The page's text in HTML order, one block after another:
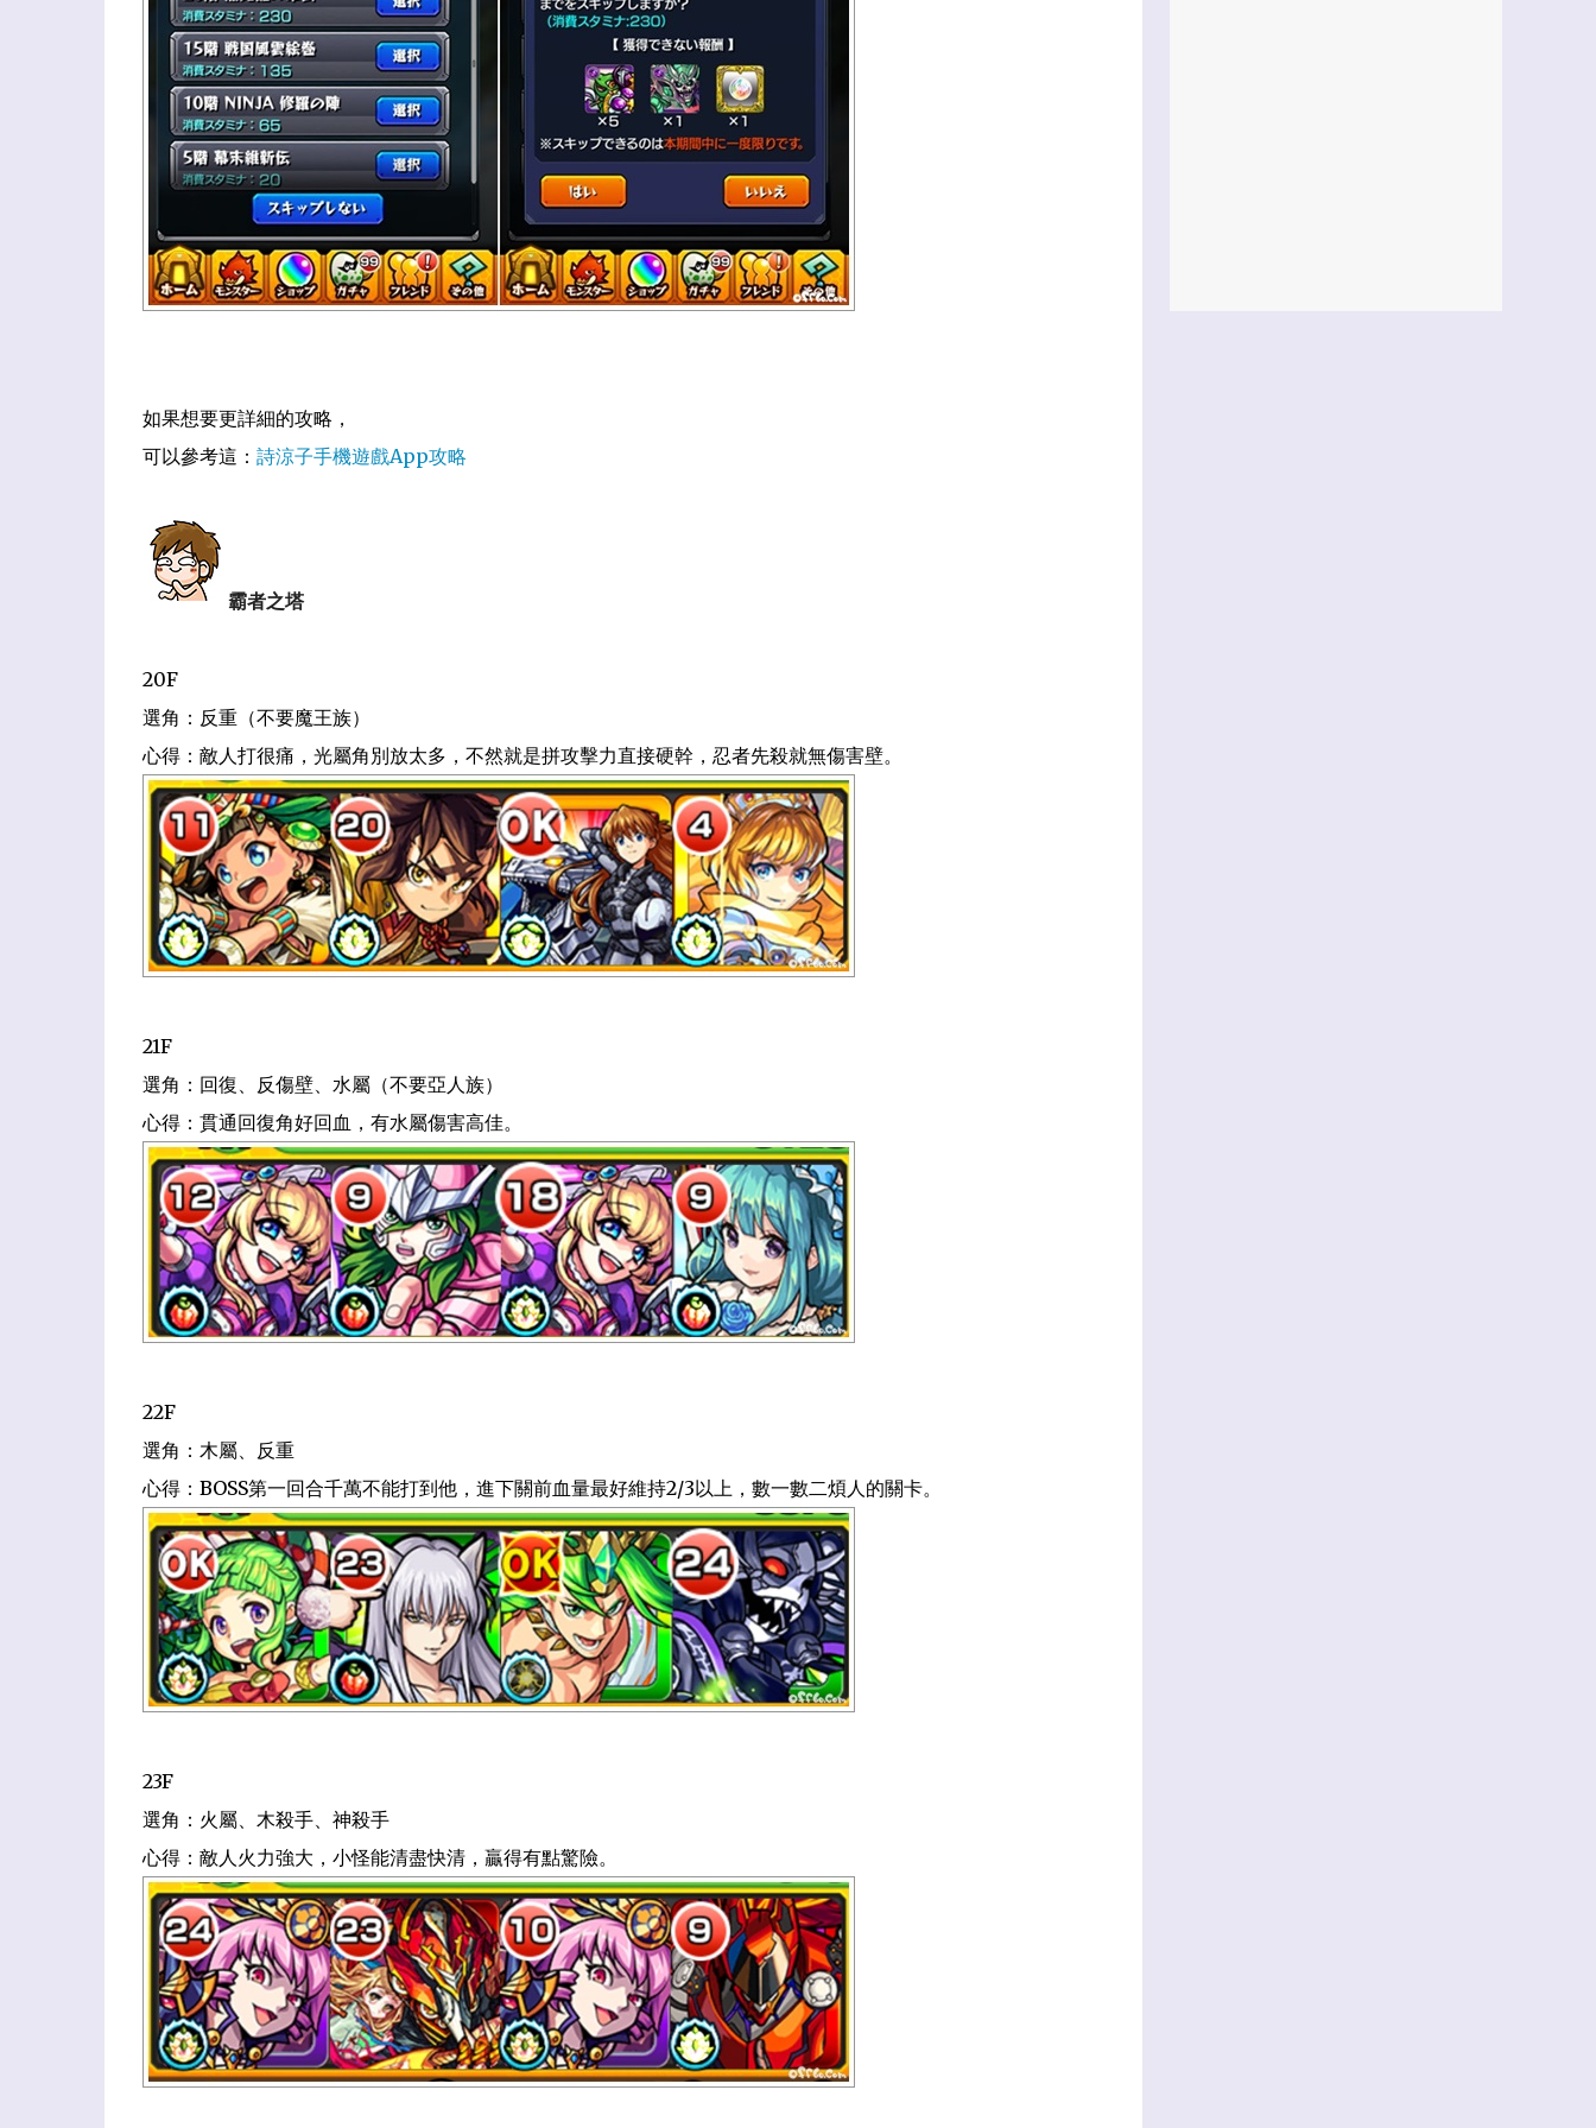
如果想要更詳細的攻略，
可以參考這： 詩涼子手機遊戲App攻略
霸者之塔
20F
選角：反重（不要魔王族）
心得：敵人打很痛，光屬角別放太多，不然就是拼攻擊力直接硬幹，忍者先殺就無傷害壁。
21F
選角：回復、反傷壁、水屬（不要亞人族）
心得：貫通回復角好回血，有水屬傷害高佳。
22F
選角：木屬、反重
心得：BOSS第一回合千萬不能打到他，進下關前血量最好維持2/3以上，數一數二煩人的關卡。
23F
選角：火屬、木殺手、神殺手
心得：敵人火力強大，小怪能清盡快清，贏得有點驚險。